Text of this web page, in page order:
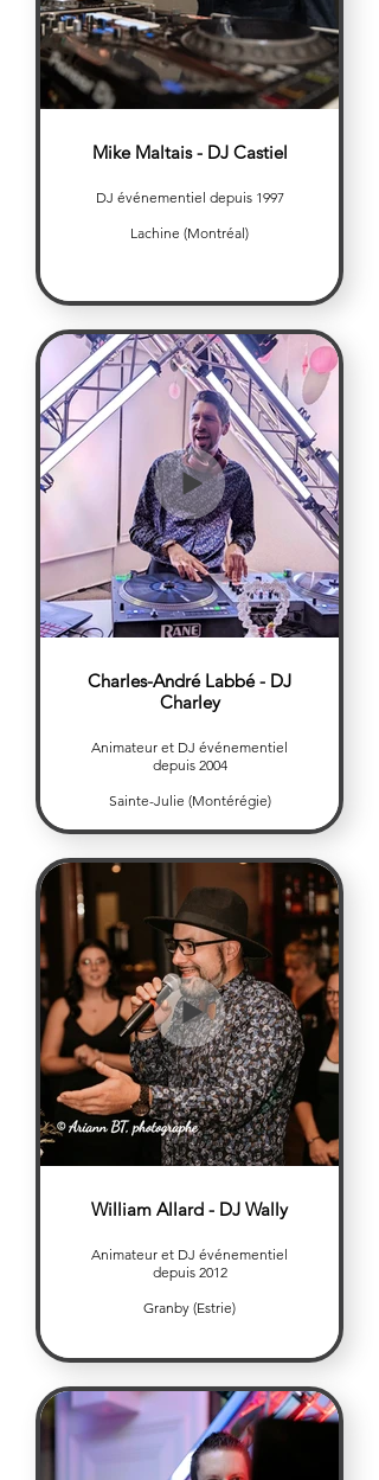
Mike Maltais - DJ Castiel
DJ événementiel depuis 1997
Lachine (Montréal)
Charles-André Labbé - DJ
Charley
Animateur et DJ événementiel
depuis 2004
Sainte-Julie (Montérégie)
William Allard - DJ Wally
Animateur et DJ événementiel
depuis 2012
Granby (Estrie)